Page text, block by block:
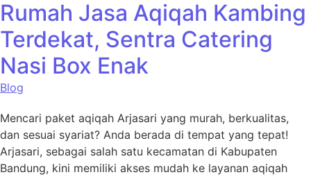
Rumah Jasa Aqiqah Kambing
Terdekat, Sentra Catering
Nasi Box Enak
Blog
Mencari paket aqiqah Arjasari yang murah, berkualitas,
dan sesuai syariat? Anda berada di tempat yang tepat!
Arjasari, sebagai salah satu kecamatan di Kabupaten
Bandung, kini memiliki akses mudah ke layanan aqiqah